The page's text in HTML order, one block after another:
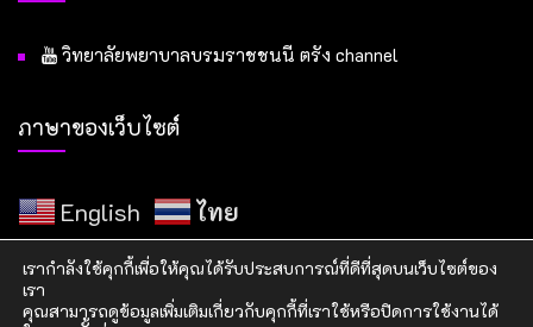
วิทยาลัยพยาบาลบรมราชชนนี ตรัง channel
ภาษาของเว็บไซต์
English ไทย
เรากำลังใช้คุกกี้เพื่อให้คุณได้รับประสบการณ์ที่ดีที่สุดบนเว็บไซต์ของ
เรา
คุณสามารถดูข้อมูลเพิ่มเติมเกี่ยวกับคุกกี้ที่เราใช้หรือปิดการใช้งานได้